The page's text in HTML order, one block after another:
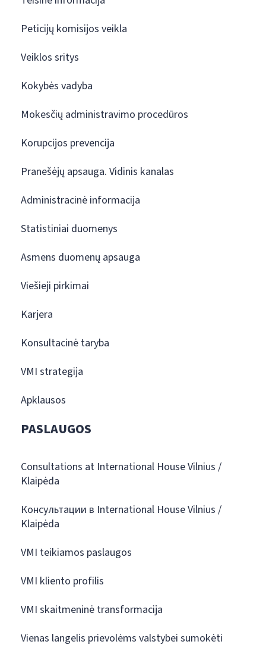
Peticijų komisijos veikla
Veiklos sritys
Kokybės vadyba
Mokesčių administravimo procedūros
Korupcijos prevencija
Pranešėjų apsauga. Vidinis kanalas
Administracinė informacija
Statistiniai duomenys
Asmens duomenų apsauga
Viešieji pirkimai
Karjera
Konsultacinė taryba
VMI strategija
Apklausos
PASLAUGOS
Consultations at International House Vilnius /
Klaipėda
Консультации в International House Vilnius /
Klaipėda
VMI teikiamos paslaugos
VMI kliento profilis
VMI skaitmeninė transformacija
Vienas langelis prievolėms valstybei sumokėti